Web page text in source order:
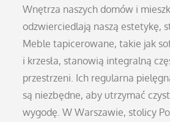
Wnętrza naszych domów i
odzwierciedlają naszą estetykę,
Meble tapicerowane, takie jak
i krzesła, stanowią integralną
przestrzeni. Ich regularna
są niezbędne, aby utrzymać
wygodę. W Warszawie, stolicy